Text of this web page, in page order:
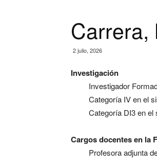
Carrera,
2 julio, 2026
Investigación
Investigador
Categoría IV en el
Categoría DI3 en
Cargos docentes en la
Profesora adjunta